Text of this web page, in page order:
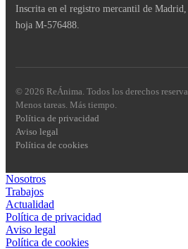
Inscrita en el registro mercantil de
hoja M-576488.
© 2026 ReÁnima. Todos los derechos
Menos tareas. Más tiempo.
Política de privacidad
Aviso legal
Política de cookies
Nosotros
Trabajos
Actualidad
Política de privacidad
Aviso legal
Política de cookies